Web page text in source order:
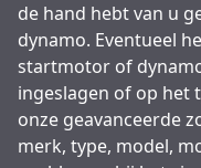
de hand hebt van u
dynamo. Eventueel
startmotor of
ingeslagen of op het
onze geavanceerde
merk, type, model,